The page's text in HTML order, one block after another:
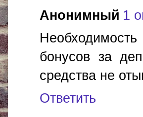
Анонимный 1
бонусов за
средства не
Ответить